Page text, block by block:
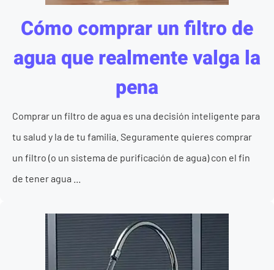
Cómo comprar un filtro de
agua que realmente valga la
pena
Comprar un filtro de agua es una decisión inteligente para
tu salud y la de tu familia. Seguramente quieres comprar
un filtro (o un sistema de purificación de agua) con el fin
de tener agua ...